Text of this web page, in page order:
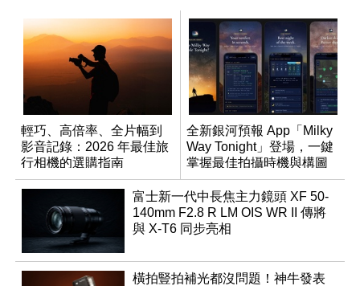
輕巧、高倍率、全片幅到
影音記錄：2026 年最佳旅
行相機的選購指南
全新銀河預報 App「Milky
Way Tonight」登場，一鍵
掌握最佳拍攝時機與構圖
富士新一代中長焦主力鏡頭 XF 50-
140mm F2.8 R LM OIS WR II 傳將
與 X-T6 同步亮相
橫拍豎拍補光都沒問題！神牛發表